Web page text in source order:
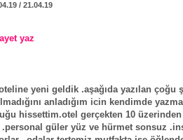
/ 21.04.19
yaz
yeni geldik .aşağıda yazılan çoğu
anladığım icin kendimde
hissettim.otel gerçekten 10 üzerinden
güler yüz ve hürmet sonsuz